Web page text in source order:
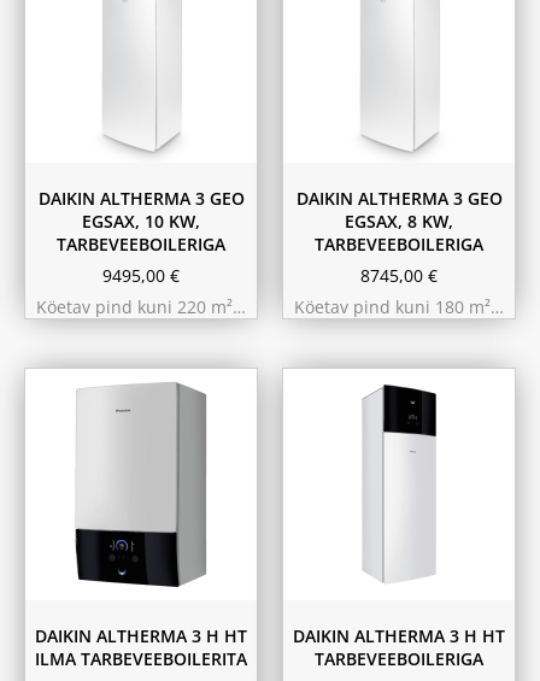
DAIKIN ALTHERMA 3 GEO
EGSAX, 10 KW,
TARBEVEEBOILERIGA
9495,00 €
Köetav pind kuni 220 m²…
DAIKIN ALTHERMA 3 GEO
EGSAX, 8 KW,
TARBEVEEBOILERIGA
8745,00 €
Köetav pind kuni 180 m²…
10.44 kW 260m²
9.75 kW 220m²
DAIKIN ALTHERMA 3 H HT
ILMA TARBEVEEBOILERITA
230L
DAIKIN ALTHERMA 3 H HT
TARBEVEEBOILERIGA